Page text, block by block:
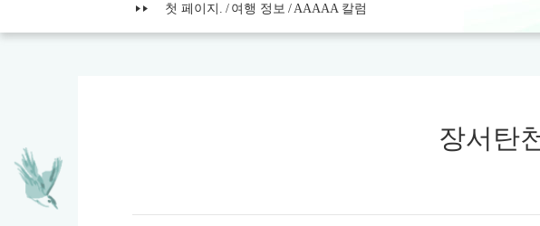
첫 페이지. 여행 정보 AAAAA 칼럼
장서탄